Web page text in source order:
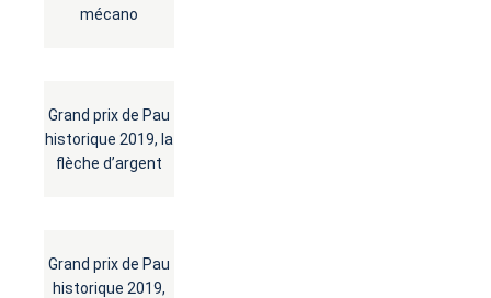
mécano
Grand prix de Pau
historique 2019, la
flèche d’argent
Grand prix de Pau
historique 2019,